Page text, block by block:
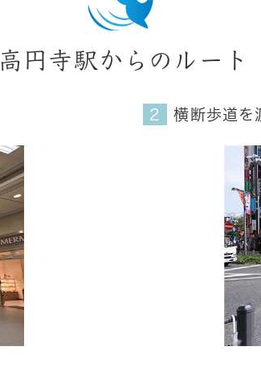
高円寺駅からのルート
横断歩道を